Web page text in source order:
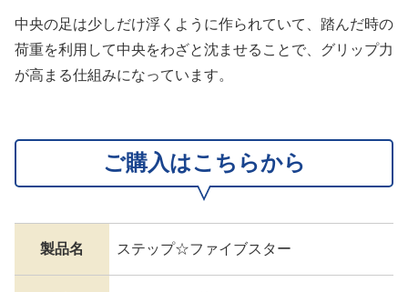
中央の足は少しだけ浮くように作られていて、踏んだ時の
荷重を利用して中央をわざと沈ませることで、グリップ力
が高まる仕組みになっています。
ご購入はこちらから
製品名 ステップ☆ファイブスター